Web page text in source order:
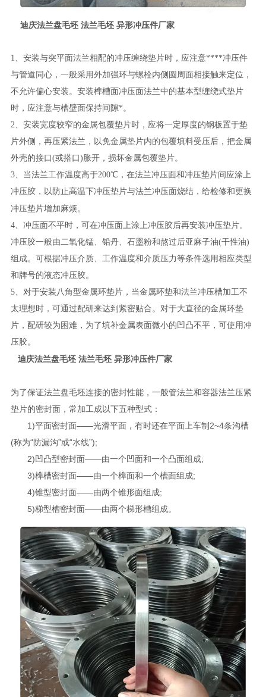
迪庆法兰盘毛坯 法兰毛坯 异形冲压件厂家
1、安装与突平面法兰相配的冲压缠绕垫片时，应注意****冲压件
与管道同心，一般采用外加强环与螺栓内侧圆周面相接触来定位，
不允许偏心安装。安装榫槽面冲压面法兰中的基本型缠绕式垫片
时，应注意与槽壁面保持间隙*。
2、安装宽度较窄的金属包覆垫片时，应将一定厚度的钢板置于垫
片外侧，再压紧法兰，以免金属垫片内的包覆填料受压后，把金属
外壳的接口(或搭口)胀开，损坏金属包覆垫片。
3、当法兰工作温度高于200℃，在法兰冲压面和冲压垫片间应涂上
冲压胶，以防止高温下冲压垫片与法兰冲压面烧结，给检修和更换
冲压垫片增加麻烦。
4、冲压面不平时，可在冲压面上涂上冲压胶后再安装冲压垫片。
冲压胶一般由二氧化锰、铅丹、石墨粉和熬过后亚麻子油(干性油)
组成。可根据冲压介质、工作温度和介质压力等条件选用相应类型
和牌号的液态冲压胶。
5、对于安装八角型金属环垫片，当金属环垫和法兰冲压槽加工不
太理想时，可通过配研来达到紧密贴合。对于大直径的金属环垫
片，配研较为困难，为了填补金属表面微小的凹凸不平，可使用冲
压胶。
迪庆法兰盘毛坯 法兰毛坯 异形冲压件厂家
为了保证法兰盘毛坯连接的密封性能，一般管法兰和容器法兰压紧
垫片的密封面，常加工成以下五种型式：
1)平面密封面——光滑平面，有时还在平面上车制2~4条沟槽
(称为“防漏沟”或“水线”);
2)凹凸型密封面——由一个凹面和一个凸面组成;
3)榫槽密封面——由一个榫面和一个槽面组成;
4)锥型密封面——由两个锥形面组成;
5)梯型槽密封面——由两个梯形槽组成。